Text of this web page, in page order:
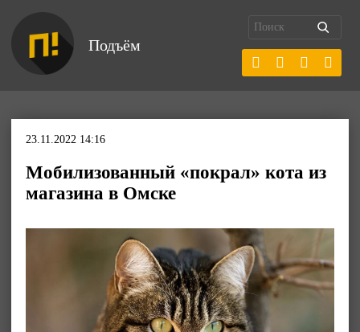
Подъём
23.11.2022 14:16
Мобилизованный «покрал» кота из
магазина в Омске